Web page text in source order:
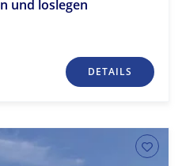
und loslegen
DETAILS